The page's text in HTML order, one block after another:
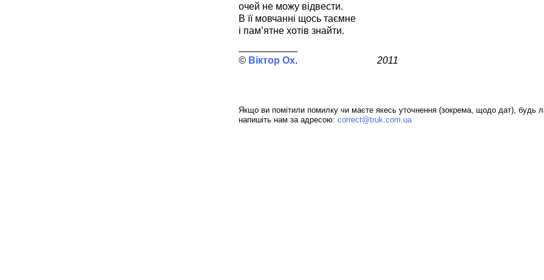
очей не можу відвести.
В її мовчанні щось таємне
і пам’ятне хотів знайти.
Віктор Ох 2011
Якщо ви помітили помилку чи маєте якесь уточнення (зокрема, щодо дат), будь
напишіть нам за адресою: correct@truk.com.ua